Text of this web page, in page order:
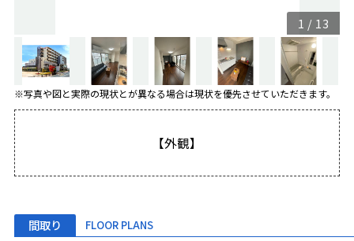
1 / 13
※写真や図と実際の現状とが異なる場合は現状を優先させていただきます。
【外観】
間取り FLOOR PLANS